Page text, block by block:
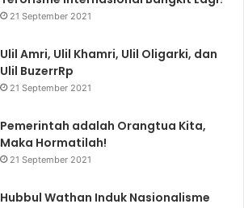
21 September 2021
Ulil Amri, Ulil Khamri, Ulil Oligarki, dan
Ulil BuzerrRp
21 September 2021
Pemerintah adalah Orangtua Kita,
Maka Hormatilah!
21 September 2021
Hubbul Wathan Induk Nasionalisme